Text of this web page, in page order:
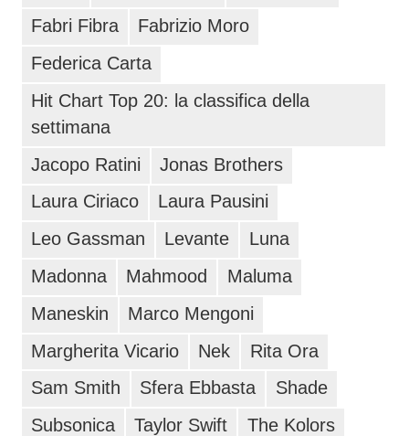
Fabri Fibra
Fabrizio Moro
Federica Carta
Hit Chart Top 20: la classifica della
settimana
Jacopo Ratini
Jonas Brothers
Laura Ciriaco
Laura Pausini
Leo Gassman
Levante
Luna
Madonna
Mahmood
Maluma
Maneskin
Marco Mengoni
Margherita Vicario
Nek
Rita Ora
Sam Smith
Sfera Ebbasta
Shade
Subsonica
Taylor Swift
The Kolors